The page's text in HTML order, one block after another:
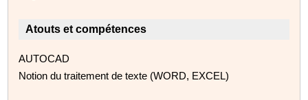
Atouts et compétences
AUTOCAD
Notion du traitement de texte (WORD, EXCEL)